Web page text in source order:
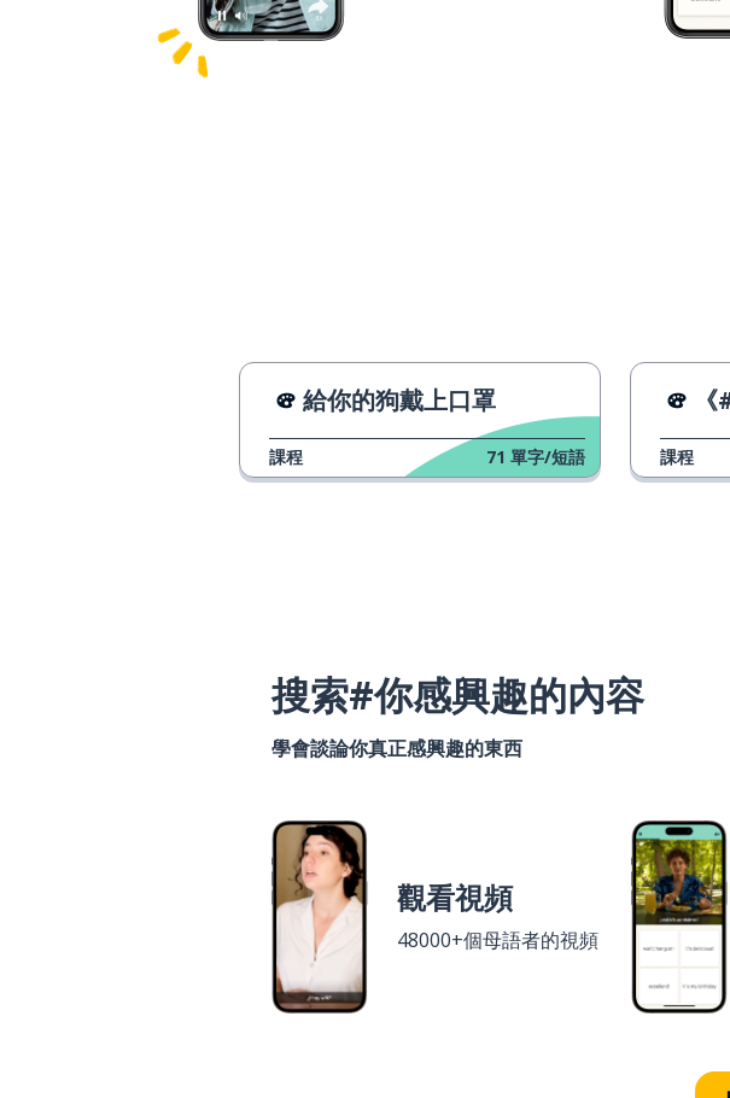
給你的狗戴上口罩
課程 71 單字/短語 課程
搜索#你感興趣的內容
學會談論你真正感興趣的東西
觀看視頻
48000+個母語者的視頻